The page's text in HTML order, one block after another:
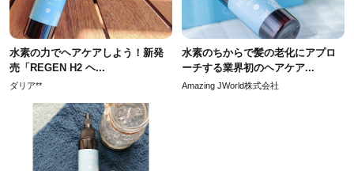
水素の力でヘアケアしよう！新発
売「REGEN H2 ヘ...
ダリア**
水素のちからで髪の老化にアプロ
ーチする業界初のヘアケア...
Amazing JWorld株式会社